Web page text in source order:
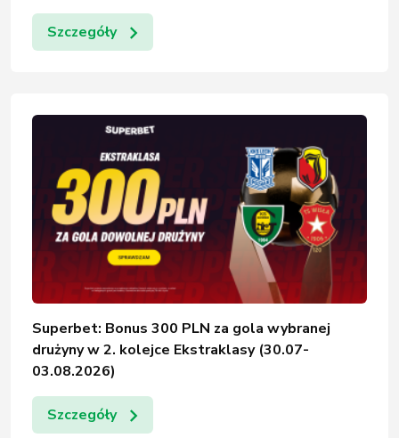
Szczegóły
Superbet: Bonus 300 PLN za gola wybranej
drużyny w 2. kolejce Ekstraklasy (30.07-
03.08.2026)
Szczegóły